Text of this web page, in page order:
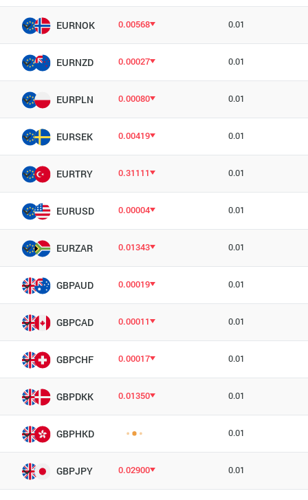
EURNOK 0.00568 0.01
EURNZD 0.00027 0.01
EURPLN 0.00080 0.01
EURSEK 0.00419 0.01
EURTRY 0.31111 0.01
EURUSD 0.00004 0.01
EURZAR 0.01343 0.01
GBPAUD 0.00019 0.01
GBPCAD 0.00011 0.01
GBPCHF 0.00017 0.01
GBPDKK 0.01350 0.01
GBPHKD 0.01
GBPJPY 0.02900 0.01